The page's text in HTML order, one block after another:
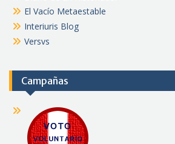
El Vacío Metaestable
Interiuris Blog
Versvs
Campañas